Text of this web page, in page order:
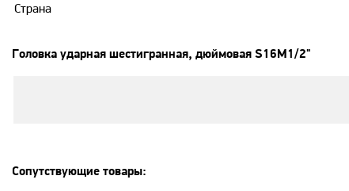
Страна
Головка ударная шестигранная, дюймовая S16M1/2"
Сопутствующие товары: